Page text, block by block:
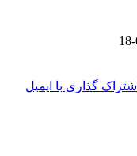
اشتراک گذاری با ایمیل